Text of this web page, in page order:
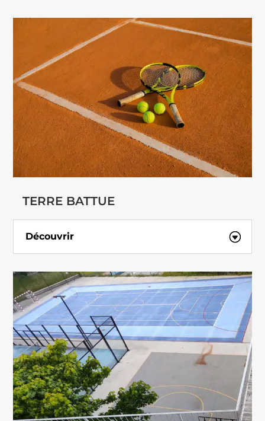
TERRE BATTUE
Découvrir